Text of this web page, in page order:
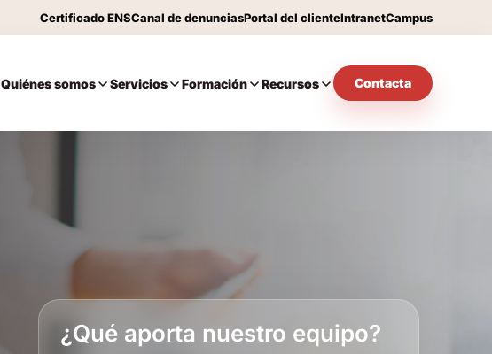
Certificado ENSCanal de denunciasPortal del clienteIntranetCampus
Quiénes somos Servicios Formación Recursos Contacta
¿Qué aporta nuestro equipo?